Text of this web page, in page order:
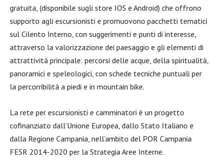
gratuita, (disponibile sugli store IOS e Android) che offrono
supporto agli escursionisti e promuovono pacchetti tematici
sul Cilento Interno, con suggerimenti e punti di interesse,
attraverso la valorizzazione dei paesaggio e gli elementi di
attrattività principale: percorsi delle acque, della spiritualità,
panoramici e speleologici, con schede tecniche puntuali per
la percorribilità a piedi e in mountain bike.
La rete per escursionisti e camminatori è un progetto
cofinanziato dall’Unione Europea, dallo Stato Italiano e
dalla Regione Campania, nell’ambito del POR Campania
FESR 2014-2020 per la Strategia Aree Interne.